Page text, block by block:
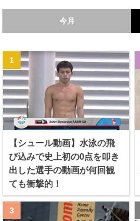
今月
【シュール動画】水泳の飛
び込みで史上初の0点を叩き
出した選手の動画が何回観
ても衝撃的！